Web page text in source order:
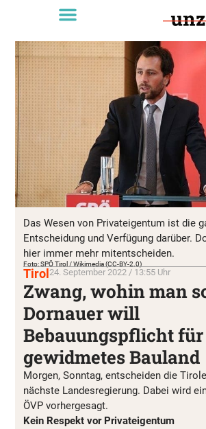
Das Wesen von Privateigentum ist die
Entscheidung und Verfügung darüber.
hier immer mehr mitentscheiden.
Foto: SPÖ Tirol / Wikimedia (CC-BY-2.0)
Tirol 24. September 2022 / 13:55 Uhr
Zwang, wohin man
Dornauer will
Bebauungspflicht für
gewidmetes Bauland
Morgen, Sonntag, entscheiden die
nächste Landesregierung. Dabei wird
ÖVP vorhergesagt.
Kein Respekt vor Privateigentum